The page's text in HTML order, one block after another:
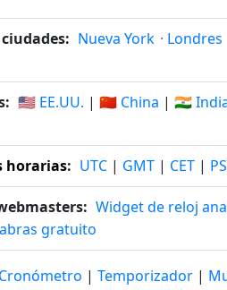
Nueva York · Londres
🇺🇸 EE.UU. | 🇨🇳 China | 🇮🇳
horarias: UTC | GMT | CET |
Widget de reloj
gratuito
Cronómetro | Temporizador |